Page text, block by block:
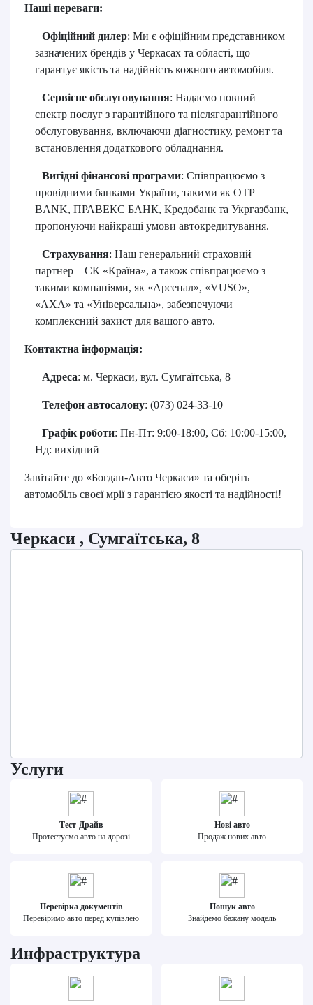
Наші переваги:
Офіційний дилер: Ми є офіційним представником
зазначених брендів у Черкасах та області, що
гарантує якість та надійність кожного автомобіля.
Сервісне обслуговування: Надаємо повний
спектр послуг з гарантійного та післягарантійного
обслуговування, включаючи діагностику, ремонт та
встановлення додаткового обладнання.
Вигідні фінансові програми: Співпрацюємо з
провідними банками України, такими як OTP
BANK, ПРАВЕКС БАНК, Кредобанк та Укргазбанк,
пропонуючи найкращі умови автокредитування.
Страхування: Наш генеральний страховий
партнер – СК «Країна», а також співпрацюємо з
такими компаніями, як «Арсенал», «VUSO»,
«АХА» та «Універсальна», забезпечуючи
комплексний захист для вашого авто.
Контактна інформація:
Адреса: м. Черкаси, вул. Сумгаїтська, 8
Телефон автосалону: (073) 024-33-10
Графік роботи: Пн-Пт: 9:00-18:00, Сб: 10:00-15:00,
Нд: вихідний
Завітайте до «Богдан-Авто Черкаси» та оберіть
автомобіль своєї мрії з гарантією якості та надійності!
Черкаси , Сумгаїтська, 8
Услуги
Тест-Драйв
Протестуємо авто на дорозі
Нові авто
Продаж нових авто
Перевірка документів
Перевіримо авто перед купівлею
Пошук авто
Знайдемо бажану модель
Инфраструктура